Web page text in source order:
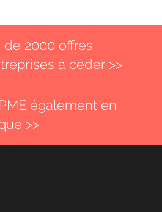
de 2000 offres
à céder >>
également en
>>